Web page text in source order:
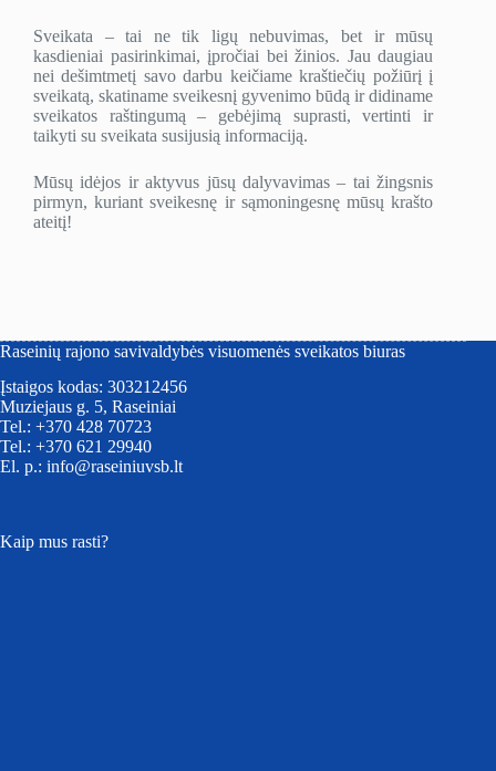
Sveikata – tai ne tik ligų nebuvimas, bet ir mūsų
kasdieniai pasirinkimai, įpročiai bei žinios. Jau daugiau
nei dešimtmetį savo darbu keičiame kraštiečių požiūrį į
sveikatą, skatiname sveikesnį gyvenimo būdą ir didiname
sveikatos raštingumą – gebėjimą suprasti, vertinti ir
taikyti su sveikata susijusią informaciją.
Mūsų idėjos ir aktyvus jūsų dalyvavimas – tai žingsnis
pirmyn, kuriant sveikesnę ir sąmoningesnę mūsų krašto
ateitį!
Raseinių rajono savivaldybės visuomenės sveikatos biuras
Įstaigos kodas: 303212456
Muziejaus g. 5, Raseiniai
Tel.: +370 428 70723
Tel.: +370 621 29940
El. p.: info@raseiniuvsb.lt
Kaip mus rasti?